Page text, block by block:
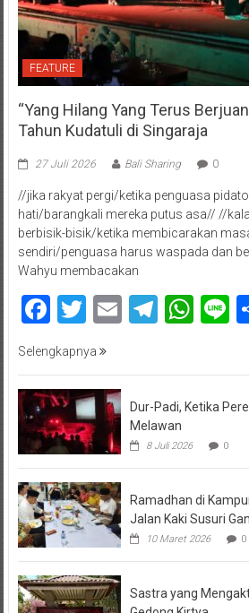
FEATURE
“Yang Hilang Yang Terus
Tahun Kudatuli di Singaraja
27 Juli 2026 Bali Sharing 0
//jika rakyat pergi/ketika penguasa
hati/barangkali mereka putus asa// //
berbisik-bisik/ketika membicarakan
sendiri/penguasa harus waspada dan
Wahyu membacakan
Facebook
Twitter
Email
Selengkapnya
Dur-Padi, Ketika
Melawan
8 Juli 2026 0
Ramadhan di
Jalan Kaki Susuri
10 Maret 2026 0
Sastra yang